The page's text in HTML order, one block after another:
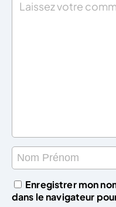
Enregistrer mon
dans le navigateur